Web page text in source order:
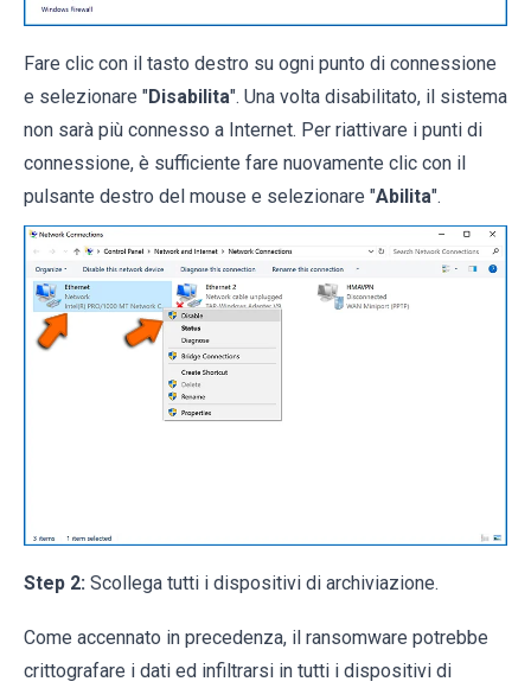
Fare clic con il tasto destro su ogni punto di connessione
e selezionare "Disabilita". Una volta disabilitato, il sistema
non sarà più connesso a Internet. Per riattivare i punti di
connessione, è sufficiente fare nuovamente clic con il
pulsante destro del mouse e selezionare "Abilita".
Step 2: Scollega tutti i dispositivi di archiviazione.
Come accennato in precedenza, il ransomware potrebbe
crittografare i dati ed infiltrarsi in tutti i dispositivi di